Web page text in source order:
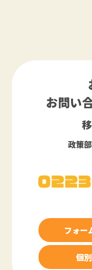
お問い
政策
フォー
個